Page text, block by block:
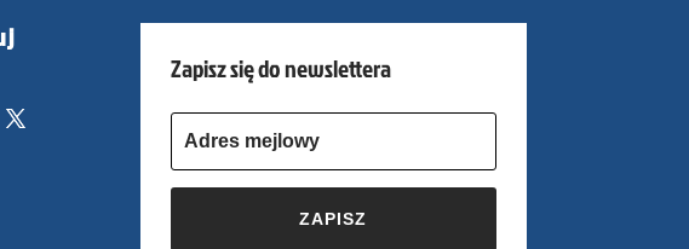
Zapisz się do newslettera
ZAPISZ